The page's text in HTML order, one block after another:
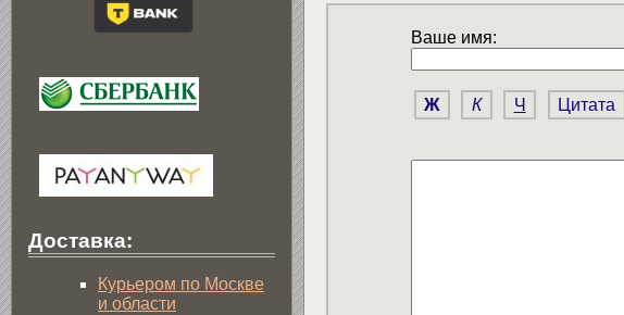
Ваше имя:
Ж К Ч Цитата
Доставка:
Курьером по Москве
и области